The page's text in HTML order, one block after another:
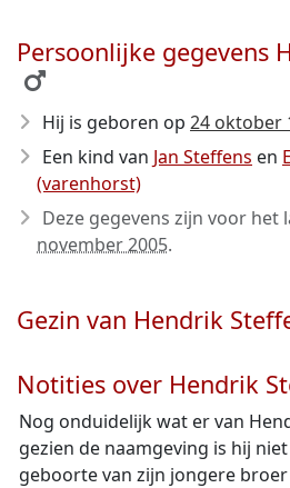
Persoonlijke gegevens
Hij is geboren op 24 oktober
Een kind van Jan Steffens en
(varenhorst)
Deze gegevens zijn voor
november 2005.
Gezin van Hendrik
Notities over Hendrik
Nog onduidelijk wat er van
gezien de naamgeving is hij
geboorte van zijn jongere